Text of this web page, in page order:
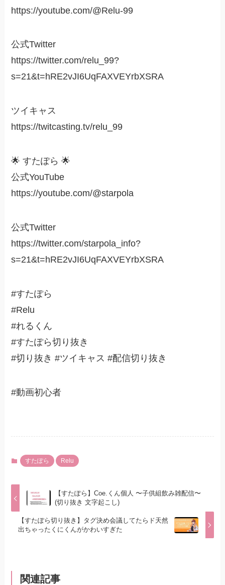
https://youtube.com/@Relu-99
公式Twitter
https://twitter.com/relu_99?
s=21&t=hRE2vJI6UqFAXVEYrbXSRA
ツイキャス
https://twitcasting.tv/relu_99
🌟 すたぽら 🌟
公式YouTube
https://youtube.com/@starpola
公式Twitter
https://twitter.com/starpola_info?
s=21&t=hRE2vJI6UqFAXVEYrbXSRA
#すたぽら
#Relu
#れるくん
#すたぽら切り抜き
#切り抜き #ツイキャス #配信切り抜き
#動画初心者
すたぽら Relu
【すたぽら】Coe.くん個人 〜子供組飲み雑配信〜
(切り抜き 文字起こし)
【すたぽら切り抜き】タグ決め会議してたらド天然
出ちゃったくにくんがかわいすぎた
関連記事